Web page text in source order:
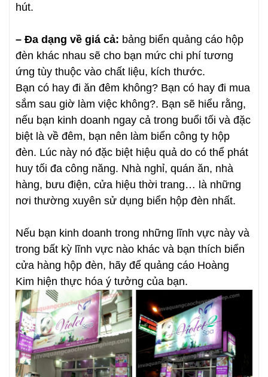
hút.
– Đa dạng về giá cả: bảng biển quảng cáo hộp
đèn khác nhau sẽ cho bạn mức chi phí tương
ứng tùy thuộc vào chất liệu, kích thước.
Bạn có hay đi ăn đêm không? Bạn có hay đi mua
sắm sau giờ làm việc không?. Bạn sẽ hiểu rằng,
nếu bạn kinh doanh ngay cả trong buổi tối và đặc
biệt là về đêm, bạn nên làm biển công ty hộp
đèn. Lúc này nó đặc biệt hiệu quả do có thể phát
huy tối đa công năng. Nhà nghỉ, quán ăn, nhà
hàng, bưu điện, cửa hiệu thời trang… là những
nơi thường xuyên sử dụng biển hộp đèn nhất.
Nếu bạn kinh doanh trong những lĩnh vực này và
trong bất kỳ lĩnh vực nào khác và bạn thích biển
cửa hàng hộp đèn, hãy để quảng cáo Hoàng
Kim hiện thực hóa ý tưởng của bạn.